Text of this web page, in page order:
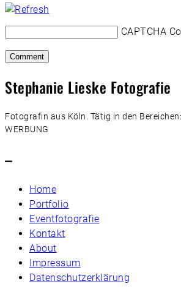
CAPTCHA
Stephanie Lieske Fotografie
Fotografin aus Köln. Tätig in den Bereichen:
WERBUNG
–
Home
Portfolio
Eventfotografie
Kontakt
About
Impressum
Datenschutzerklärung